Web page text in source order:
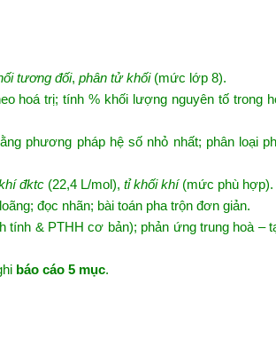
tương đối, phân tử khối(mức lớp 8).
hoá trị; tính % khối lượng nguyên tố trong
phương pháp hệ số nhỏ nhất; phân loại
đktc (22,4 L/mol), tỉ khối khí(mức phù hợp).
đọc nhãn; bài toán pha trộn đơn giản.
& PTHH cơ bản); phản ứng trung hoà –
báo cáo 5 mục.